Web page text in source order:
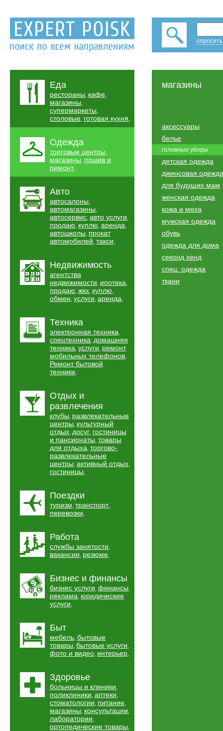
Еда
рестораны, кафе,
магазины,
супермаркеты,
столовые, готовая кухня,
Одежда
торговые центры,
магазины, пошив и
ремонт,
Авто
автосалоны,
автомагазины,
автосервис, авто услуги,
продаю, куплю, аренда,
автошколы, прокат
автомобилей, такси,
Недвижимость
агентства
недвижимости, ипотека,
продаю, жкх, куплю,
обмен, услуги, аренда,
Техника
электронная техника,
спецтехника, домашняя
техника, услуги, ремонт
мобильных телефонов,
Ремонт бытовой
техники,
Отдых и
развлечения
клубы, развлекательные
центры, культурный
отдых, досуг, гостиницы
и пансионаты, товары
для отдыха, торгово-
развлекательные
центры, активный отдых,
гостиницы,
Поездки
туризм, транспорт,
перевозки,
Работа
службы занятости,
вакансии, резюме,
Бизнес и финансы
бизнес услуги, финансы,
реклама, юридические
услуги,
Быт
мебель, бытовые
товары, бытовые услуги,
фото и видео, интерьер,
Здоровье
больницы и клиники,
поликлиники, аптеки,
стоматологии, питание,
магазины, консультации,
лаборатории,
ортопедические товары,
магазины
аксессуары
белье
головные уборы
детская одежда
джинсовая одежда
для будущих мам
женская одежда
кожа и меха
мужская одежда
обувь
одежда для дома
секонд хенд
спец. одежда
ткани